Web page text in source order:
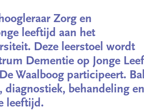
Zorg en
leeftijd aan het
Deze leerstoel wordt
Dementie op Jonge
Waalboog participeert.
diagnostiek, behandeling en
leeftijd.